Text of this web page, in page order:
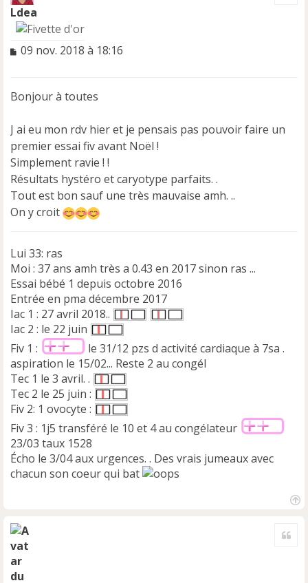
Ldea
M
a
e
n
o
n
l
u
09 nov. 2018 à 18:16
Bonjour à toutes
J ai eu mon rdv hier et je pensais pas pouvoir faire un
premier essai fiv avant Noël !
Simplement ravie ! !
Résultats hystéro et caryotype parfaits. .
Tout est bon sauf une très mauvaise amh. ..
On y croit
Lui 33: ras
Moi : 37 ans amh très a 0.43 en 2017 sinon ras ...
Essai bébé 1 depuis octobre 2016
Entrée en pma décembre 2017
Iac 1 : 27 avril 2018..
Iac 2 : le 22 juin
Fiv 1 :
le 31/12 pzs d activité cardiaque à 7sa .
aspiration le 15/02... Reste 2 au congél
Tec 1 le 3 avril. .
Tec 2 le 25 juin :
Fiv 2: 1 ovocyte :
Fiv 3 : 1j5 transféré le 10 et 4 au congélateur
23/03 taux 1528
Écho le 3/04 aux urgences. . Des vrais jumeaux avec
chacun son coeur qui bat